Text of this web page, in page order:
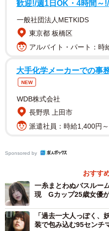
姿、さらには真っ赤なビキ
そして黒のランジェリーを
スタイルも公開しています。
ける下着姿でのシャワーシ
ショットも掲載されており
間違いなし。表紙は透明感
ジェリー姿。長友さん自身
ットです。
長友さんは「密かに目標と
ることができて、とてもう
麗なビーチや豊かな自然に
ていただきました！初めて
でしか見られない表情もた
高の一冊になっています！
歓迎!/週1日OK・4時間～
一般社団法人METKIDS
東京都 板橋区
アルバイト・パート：時
大手化学メーカーでの事
NEW
WDB株式会社
長野県 上田市
派遣社員：時給1,400円
Sponsored by
おすす
一糸まとわぬバスルー
現 Gカップ25歳女優
「過去一大人っぽく
装で包み込む95セン